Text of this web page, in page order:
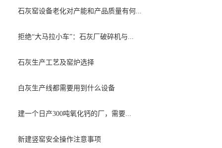
石灰窑设备老化对产能和产品质量有何...
拒绝“大马拉小车”：石灰厂破碎机与...
石灰生产工艺及窑炉选择
白灰生产线都需要用到什么设备
建一个日产300吨氧化钙的厂，需要...
新建竖窑安全操作注意事项